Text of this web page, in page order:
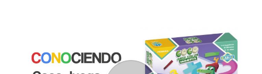
imágenes